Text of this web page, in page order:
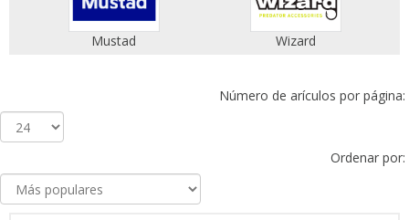
Mustad Wizard
Número de arículos por página:
Ordenar por: